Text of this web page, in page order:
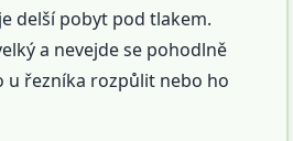
delší pobyt pod tlakem.
a nevejde se pohodlně
u řezníka rozpůlit nebo ho